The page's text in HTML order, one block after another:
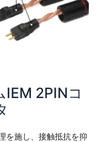
2PINコ
を施し、接触抵抗を抑